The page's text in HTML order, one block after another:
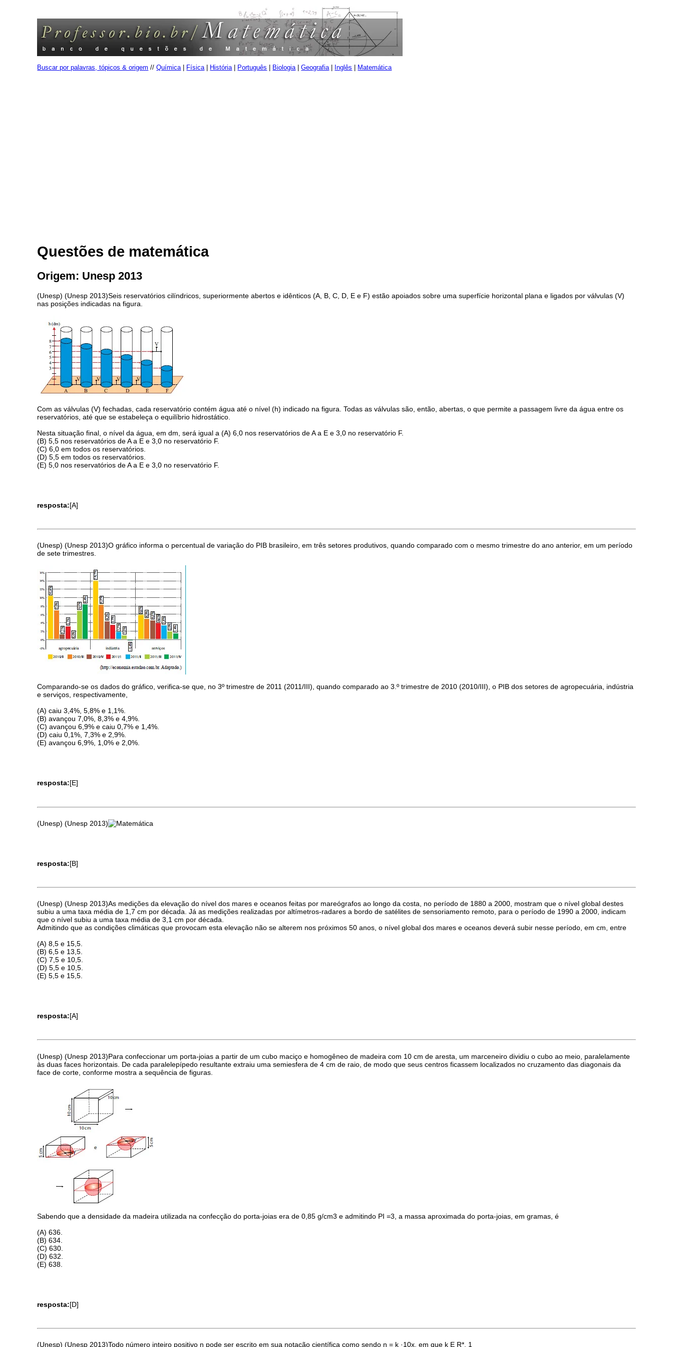
Buscar por palavras, tópicos & origem //Química| Física| História| Português Biologia|Geografia| Inglês Matemática
Questões de matemática
Origem: Unesp 2013
(Unesp) (Unesp 2013)Seis reservatórios cilíndricos, superiormente abertos e idênticos (A, B, C, D, E e F) estão apoiados sobre uma superfície horizontal plana e ligados por válvulas (V)
nas posições indicadas na figura.
Com as válvulas (V) fechadas, cada reservatório contém água até o nível (h) indicado na figura. Todas as válvulas são, então, abertas, o que permite a passagem livre da água entre os
reservatórios, até que se estabeleça o equilíbrio hidrostático.
Nesta situação final, o nível da água, em dm, será igual a (A) 6,0 nos reservatórios de A a E e 3,0 no reservatório F.
(B) 5,5 nos reservatórios de A a E e 3,0 no reservatório F.
(C) 6,0 em todos os reservatórios.
(D) 5,5 em todos os reservatórios.
(E) 5,0 nos reservatórios de A a E e 3,0 no reservatório F.
resposta:[A]
(Unesp) (Unesp 2013)O gráfico informa o percentual de variação do PIB brasileiro, em três setores produtivos, quando comparado com o mesmo trimestre do ano anterior, em um período
de sete trimestres.
Comparando-se os dados do gráfico, verifica-se que, no 3º trimestre de 2011 (2011/III), quando comparado ao 3.º trimestre de 2010 (2010/III), o PIB dos setores de agropecuária, indústria
e serviços, respectivamente,
(A) caiu 3,4%, 5,8% e 1,1%.
(B) avançou 7,0%, 8,3% e 4,9%.
(C) avançou 6,9% e caiu 0,7% e 1,4%.
(D) caiu 0,1%, 7,3% e 2,9%.
(E) avançou 6,9%, 1,0% e 2,0%.
resposta:[E]
(Unesp) (Unesp 2013)
resposta:[B]
(Unesp) (Unesp 2013)As medições da elevação do nível dos mares e oceanos feitas por mareógrafos ao longo da costa, no período de 1880 a 2000, mostram que o nível global destes
subiu a uma taxa média de 1,7 cm por década. Já as medições realizadas por altímetros-radares a bordo de satélites de sensoriamento remoto, para o período de 1990 a 2000, indicam
que o nível subiu a uma taxa média de 3,1 cm por década.
Admitindo que as condições climáticas que provocam esta elevação não se alterem nos próximos 50 anos, o nível global dos mares e oceanos deverá subir nesse período, em cm, entre
(A) 8,5 e 15,5.
(B) 6,5 e 13,5.
(C) 7,5 e 10,5.
(D) 5,5 e 10,5.
(E) 5,5 e 15,5.
resposta:[A]
(Unesp) (Unesp 2013)Para confeccionar um porta-joias a partir de um cubo maciço e homogêneo de madeira com 10 cm de aresta, um marceneiro dividiu o cubo ao meio, paralelamente
às duas faces horizontais. De cada paralelepípedo resultante extraiu uma semiesfera de 4 cm de raio, de modo que seus centros ficassem localizados no cruzamento das diagonais da
face de corte, conforme mostra a sequência de figuras.
Sabendo que a densidade da madeira utilizada na confecção do porta-joias era de 0,85 g/cm3 e admitindo PI =3, a massa aproximada do porta-joias, em gramas, é
(A) 636.
(B) 634.
(C) 630.
(D) 632.
(E) 638.
resposta:[D]
(Unesp) (Unesp 2013)Todo número inteiro positivo n pode ser escrito em sua notação científica como sendo n = k ·10x, em que k E R*, 1